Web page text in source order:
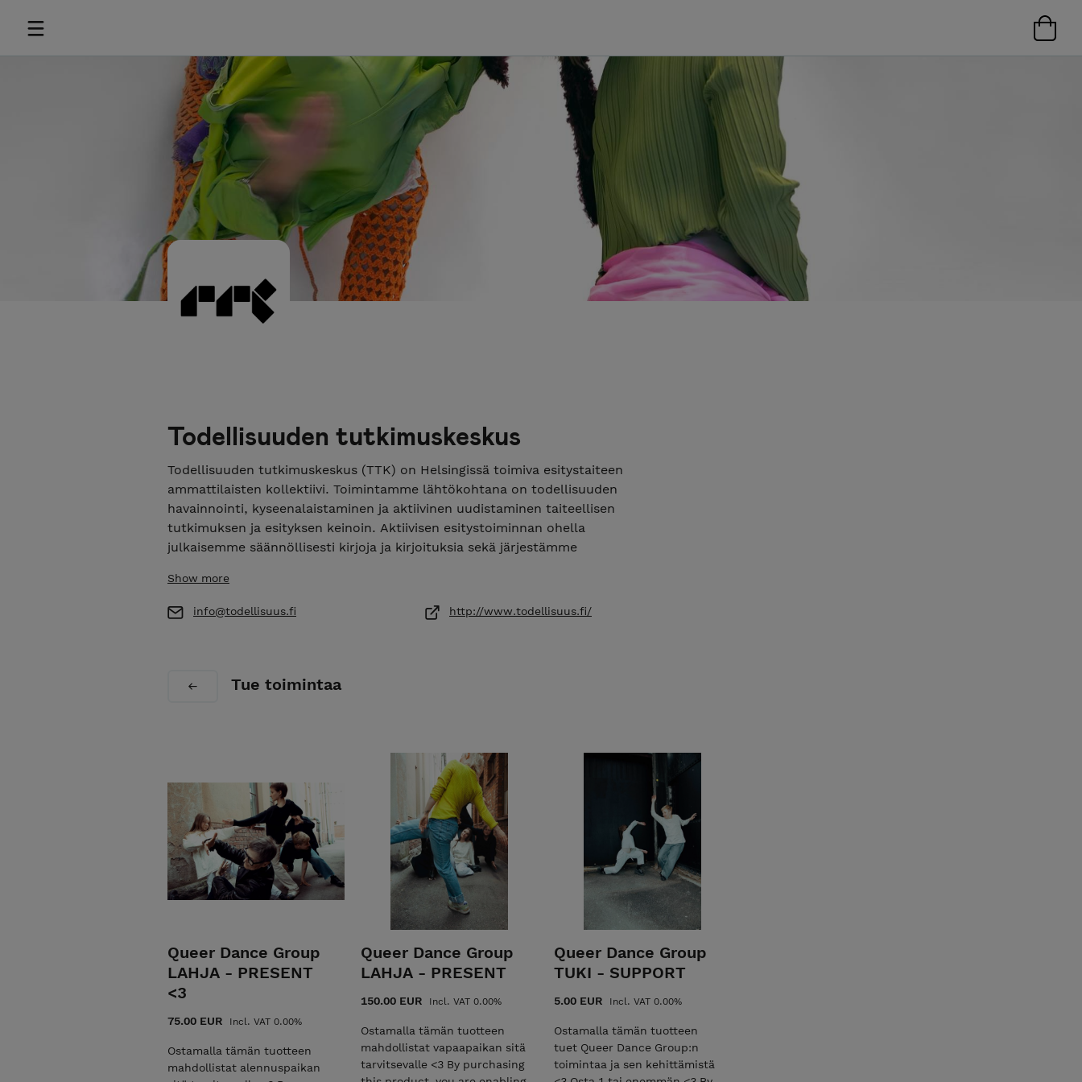
Todellisuuden tutkimuskeskus
Todellisuuden tutkimuskeskus (TTK) on Helsingissä toimiva esitystaiteen
ammattilaisten kollektiivi. Toimintamme lähtökohtana on todellisuuden
havainnointi, kyseenalaistaminen ja aktiivinen uudistaminen taiteellisen
tutkimuksen ja esityksen keinoin. Aktiivisen esitystoiminnan ohella
julkaisemme säännöllisesti kirjoja ja kirjoituksia sekä järjestämme
taiteilijoita myös muiden alojen ammattilaisia. Tavoitteenamme on herättää ja
ylläpitää aktiivista keskustelua esitystaiteen merkityksestä niin esitystaiteen
tekijöiden kesken kuin yhteiskunnassa ylipäätään.
Helsinki, Finland. For us, performances are both a tool for and a result of
performances, RRC produces and publishes books, articles and reviews.
Show more
info@todellisuus.fi http://www.todellisuus.fi/
Tue toimintaa
Queer Dance Group
LAHJA - PRESENT
<3
75.00 EUR Incl. VAT 0.00%
Ostamalla tämän tuotteen
mahdollistat alennuspaikan
Queer Dance Group
LAHJA - PRESENT
150.00 EUR Incl. VAT 0.00%
Ostamalla tämän tuotteen
mahdollistat vapaapaikan sitä
tarvitsevalle <3 By purchasing
Queer Dance Group
TUKI - SUPPORT
5.00 EUR Incl. VAT 0.00%
Ostamalla tämän tuotteen
tuet Queer Dance Group:n
toimintaa ja sen kehittämistä